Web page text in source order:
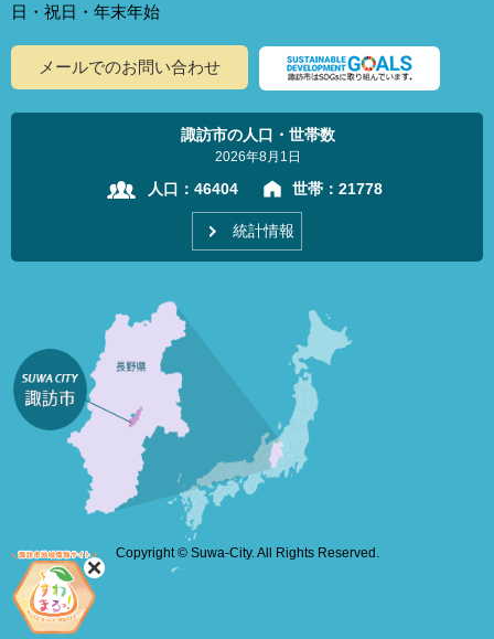
日・祝日・年末年始
メールでのお問い合わせ
諏訪市の人口・世帯数
2026年8月1日
人口： 46404 世帯： 21778
統計情報
Copyright © Suwa-City. All Rights Reserved.